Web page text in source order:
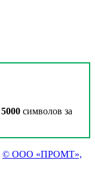
5000 символов за
© ООО «ПРОМТ»,